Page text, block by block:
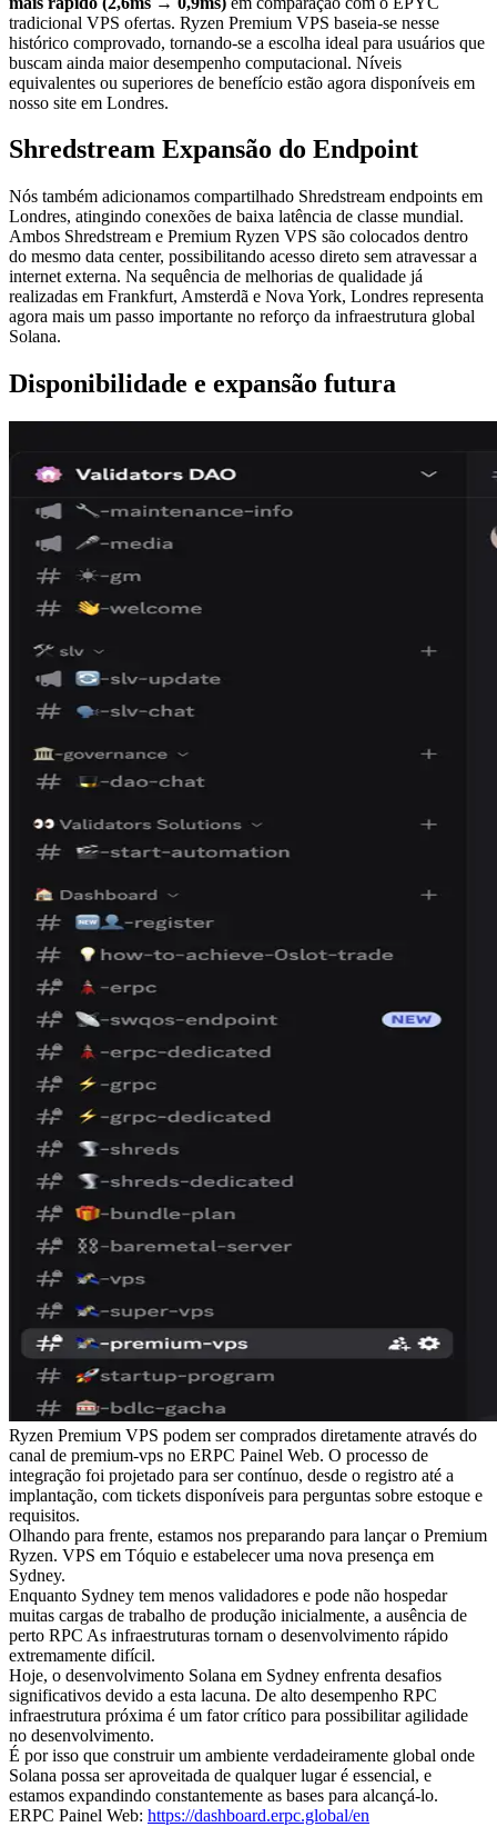
tradicional VPS ofertas. Ryzen Premium VPS baseia-se nesse
histórico comprovado, tornando-se a escolha ideal para usuários que
buscam ainda maior desempenho computacional. Níveis
equivalentes ou superiores de benefício estão agora disponíveis em
nosso site em Londres.
Shredstream Expansão do Endpoint
Nós também adicionamos compartilhado Shredstream endpoints em
Londres, atingindo conexões de baixa latência de classe mundial.
Ambos Shredstream e Premium Ryzen VPS são colocados dentro
do mesmo data center, possibilitando acesso direto sem atravessar a
internet externa. Na sequência de melhorias de qualidade já
realizadas em Frankfurt, Amsterdã e Nova York, Londres representa
agora mais um passo importante no reforço da infraestrutura global
Solana.
Disponibilidade e expansão futura
Ryzen Premium VPS podem ser comprados diretamente através do
canal de premium-vps no ERPC Painel Web. O processo de
integração foi projetado para ser contínuo, desde o registro até a
implantação, com tickets disponíveis para perguntas sobre estoque e
requisitos.
Olhando para frente, estamos nos preparando para lançar o Premium
Ryzen. VPS em Tóquio e estabelecer uma nova presença em
Sydney.
Enquanto Sydney tem menos validadores e pode não hospedar
muitas cargas de trabalho de produção inicialmente, a ausência de
perto RPC As infraestruturas tornam o desenvolvimento rápido
extremamente difícil.
Hoje, o desenvolvimento Solana em Sydney enfrenta desafios
significativos devido a esta lacuna. De alto desempenho RPC
infraestrutura próxima é um fator crítico para possibilitar agilidade
no desenvolvimento.
É por isso que construir um ambiente verdadeiramente global onde
Solana possa ser aproveitada de qualquer lugar é essencial, e
estamos expandindo constantemente as bases para alcançá-lo.
ERPC Painel Web: https://dashboard.erpc.global/en